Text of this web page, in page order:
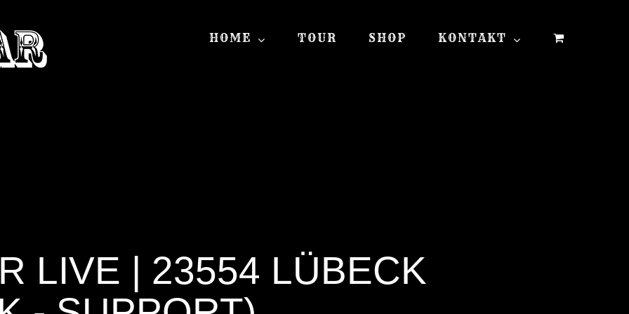
HOME TOUR SHOP KONTAKT
LIVE | 23554 LÜBECK